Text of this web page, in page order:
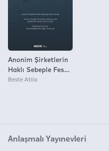
Anonim Şirketlerin
Haklı Sebeple Feshi
Davasındaki Fesih
Beste Atila
Anlaşmalı Yayınevleri